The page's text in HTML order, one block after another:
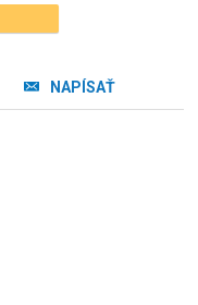
NAPÍSAŤ